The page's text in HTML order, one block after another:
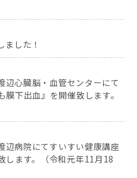
した！
心臓脳・血管センターにて
下出血』を開催致します。
辺病院にてすいすい健康講座
します。（令和元年11月18